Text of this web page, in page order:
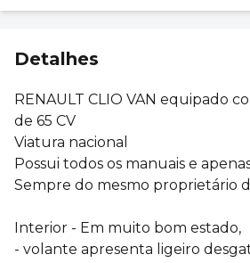
Detalhes
RENAULT CLIO VAN equipado
de 65 CV
Viatura nacional
Possui todos os manuais e
Sempre do mesmo proprietário
Interior - Em muito bom estado,
- volante apresenta ligeiro